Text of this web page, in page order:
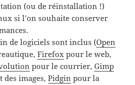
(ou de réinstallation !)
si l’on souhaite conserver
de logiciels sont inclus (Open
Firefox pour le web,
pour le courrier,Gimp
des images,Pidgin pour la